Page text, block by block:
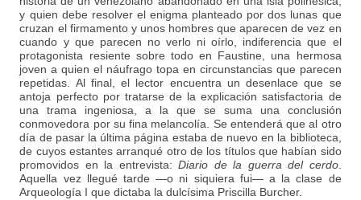
y quien debe resolver el enigma planteado por dos lunas que
cruzan el firmamento y unos hombres que aparecen de vez en
cuando y que parecen no verlo ni oírlo, indiferencia que el
protagonista resiente sobre todo en Faustine, una hermosa
joven a quien el náufrago topa en circunstancias que parecen
repetidas. Al final, el lector encuentra un desenlace que se
antoja perfecto por tratarse de la explicación satisfactoria de
una trama ingeniosa, a la que se suma una conclusión
conmovedora por su fina melancolía. Se entenderá que al otro
día de pasar la última página estaba de nuevo en la biblioteca,
de cuyos estantes arranqué otro de los títulos que habían sido
promovidos en la entrevista:Diario de la guerra del cerdo.
Aquella vez llegué tarde —o ni siquiera fui— a la clase de
Arqueología I que dictaba la dulcísima Priscilla Burcher.